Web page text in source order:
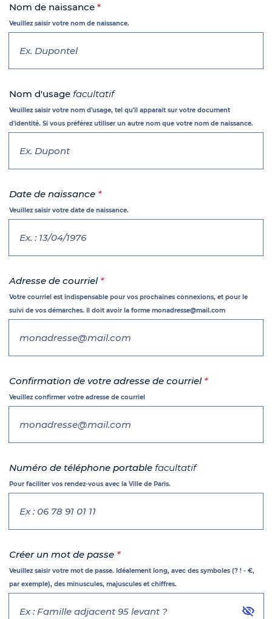
Nom de naissance *
Veuillez saisir votre nom de naissance.
Nom d'usage facultatif
Veuillez saisir votre nom d'usage, tel qu'il apparait sur votre document
d'identité. Si vous préférez utiliser un autre nom que votre nom de naissance.
Date de naissance *
Veuillez saisir votre date de naissance.
Adresse de courriel *
Votre courriel est indispensable pour vos prochaines connexions, et pour le
suivi de vos démarches. Il doit avoir la forme monadresse@mail.com
Confirmation de votre adresse de courriel *
Veuillez confirmer votre adresse de courriel
Numéro de téléphone portable facultatif
Pour faciliter vos rendez-vous avec la Ville de Paris.
Créer un mot de passe *
Veuillez saisir votre mot de passe. Idéalement long, avec des symboles (? ! - €,
par exemple), des minuscules, majuscules et chiffres.